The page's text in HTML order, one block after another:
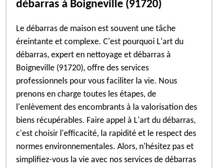
débarras à Boigneville (91720)
Le débarras de maison est souvent une tâche
éreintante et complexe. C'est pourquoi L'art du
débarras, expert en nettoyage et débarras à
Boigneville (91720), offre des services
professionnels pour vous faciliter la vie. Nous
prenons en charge toutes les étapes, de
l'enlèvement des encombrants à la valorisation des
biens récupérables. Faire appel à L'art du débarras,
c'est choisir l'efficacité, la rapidité et le respect des
normes environnementales. Alors, n'hésitez pas et
simplifiez-vous la vie avec nos services de débarras